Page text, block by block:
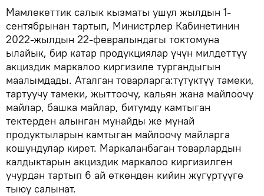
Мамлекеттик салык кызматы ушул жылдын 1-
сентябрынан тартып, Министрлер Кабинетинин
2022-жылдын 22-февралындагы токтомуна
ылайык, бир катар продукциялар үчүн милдеттүү
акциздик маркалоо киргизиле тургандыгын
маалымдады. Аталган товарларга:түтүктүү тамеки,
тартуучу тамеки, жыттоочу, кальян жана майлоочу
майлар, башка майлар, битумду камтыган
тектерден алынган мунайды же мунай
продуктыларын камтыган майлоочу майларга
кошундулар кирет. Маркаланбаган товарлардын
калдыктарын акциздик маркалоо киргизилген
учурдан тартып 6 ай өткөндөн кийин жүгүртүүгө
тыюу салынат.